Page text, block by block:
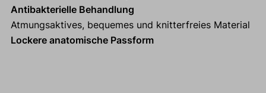
Antibakterielle Behandlung
Atmungsaktives, bequemes und knitterfreies Material
Lockere anatomische Passform